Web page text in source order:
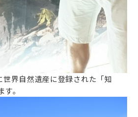
界自然遺産に登録された「知
。